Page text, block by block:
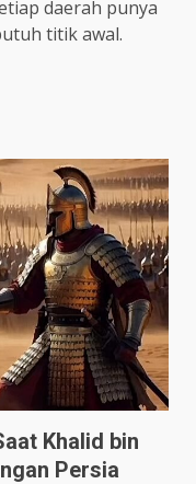
daerah punya
titik awal.
Khalid bin
Persia